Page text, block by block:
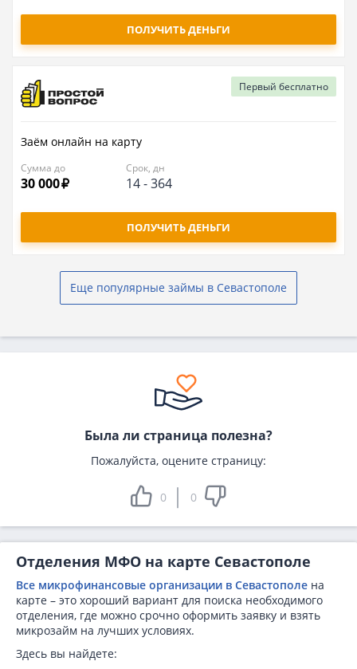
ПОЛУЧИТЬ ДЕНЬГИ
Заём онлайн на карту
Сумма до
30 000
Срок, дн
14-364
Первый бесплатно
ПОЛУЧИТЬ ДЕНЬГИ
Еще популярные займы в Севастополе
Была ли страница полезна?
Пожалуйста, оцените страницу:
0 0
Отделения МФО на карте Севастополе
Все микрофинансовые организации в Севастополе на
карте – это хороший вариант для поиска необходимого
отделения, где можно срочно оформить заявку и взять
микрозайм на лучших условиях.
Здесь вы найдете: